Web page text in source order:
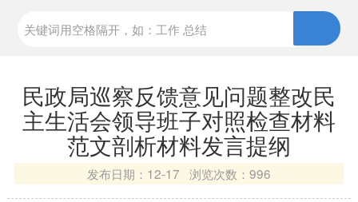
民政局巡察反馈意见问题整改民
主生活会领导班子对照检查材料
范文剖析材料发言提纲
发布日期： 12-17 浏览次数： 996